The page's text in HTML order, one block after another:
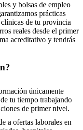
y bolsas de empleo
prácticas
clínicas de tu provincia
reales desde el primer
acreditativo y tendrás
únicamente
tu tiempo trabajando
de primer nivel.
a ofertas laborales en